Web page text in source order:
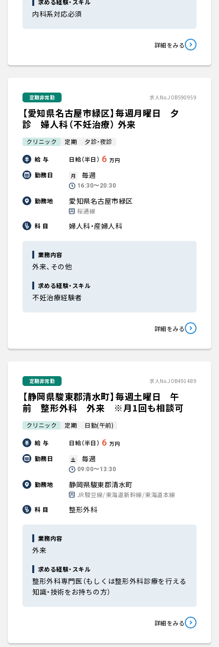
求める経験・スキル
内科系対応必須
詳細をみる
定期非常勤 求人No.JOB590959
【愛知県名古屋市緑区】毎週月曜日 夕
診 婦人科（不妊治療） 外来
クリニック 定期 夕診・夜診
給 与 日給（半日） 6 万円
勤務日 月 毎週
16:30〜20:30
勤務地 愛知県名古屋市緑区
桜通線
科 目
婦人科・産婦人科
業務内容
外来、その他
求める経験・スキル
不妊治療経験者
詳細をみる
定期非常勤 求人No.JOB491489
【静岡県駿東郡清水町】毎週土曜日 午
前 整形外科 外来 ※月1回も相談可
クリニック 定期 日勤(午前)
給 与 日給（半日） 6 万円
勤務日 土 毎週
09:00〜13:30
勤務地 静岡県駿東郡清水町
JR駿豆線/東海道新幹線/東海道本線
科 目
整形外科
業務内容
外来
求める経験・スキル
整形外科専門医（もしくは整形外科診療を行える
知識・技術をお持ちの方）
詳細をみる